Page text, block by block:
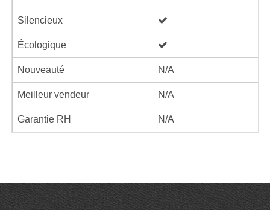
Silencieux
Écologique
Nouveauté N/A
Meilleur vendeur N/A
Garantie RH N/A